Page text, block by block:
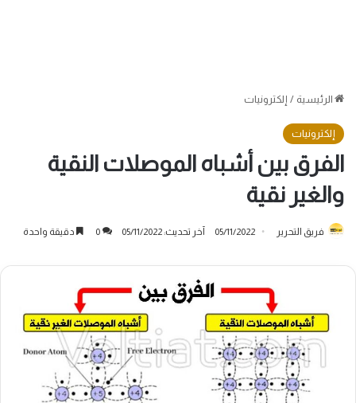
الرئيسية / إلكترونيات
إلكترونيات
الفرق بين أشباه الموصلات النقية
والغير نقية
فريق التحرير 05/11/2022 آخر تحديث: 05/11/2022 0 دقيقة واحدة